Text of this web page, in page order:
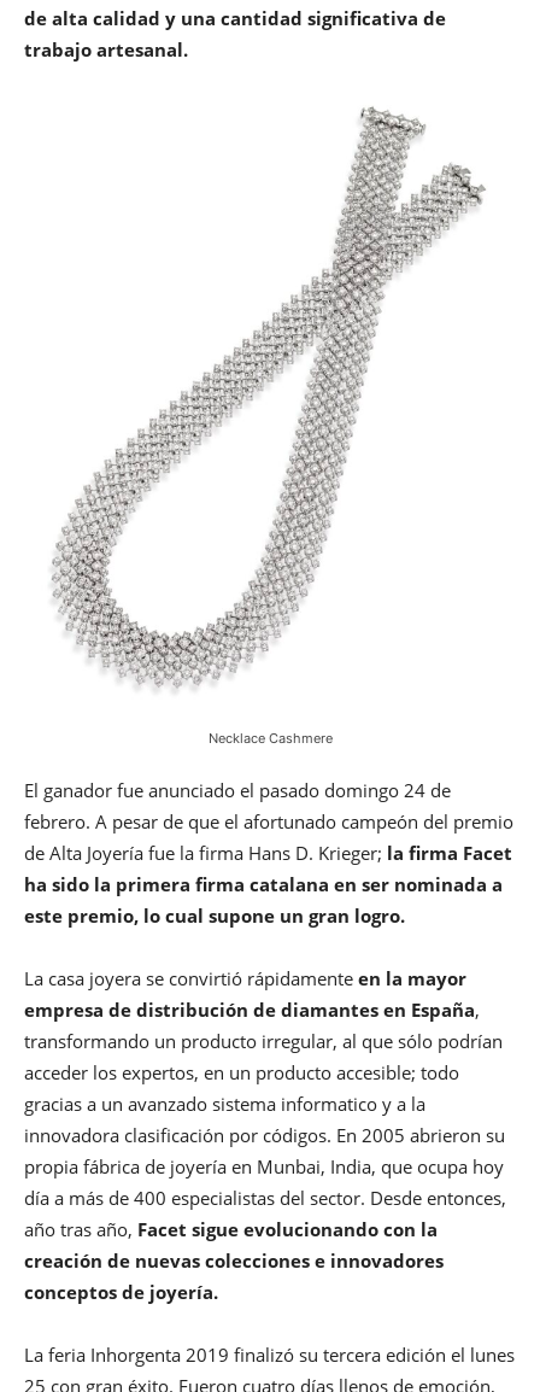
de alta calidad y una cantidad significativa de
trabajo artesanal.
Necklace Cashmere
El ganador fue anunciado el pasado domingo 24 de
febrero. A pesar de que el afortunado campeón del premio
de Alta Joyería fue la firma Hans D. Krieger; la firma Facet
ha sido la primera firma catalana en ser nominada a
este premio, lo cual supone un gran logro.
La casa joyera se convirtió rápidamente en la mayor
empresa de distribución de diamantes en España,
transformando un producto irregular, al que sólo podrían
acceder los expertos, en un producto accesible; todo
gracias a un avanzado sistema informatico y a la
innovadora clasificación por códigos. En 2005 abrieron su
propia fábrica de joyería en Munbai, India, que ocupa hoy
día a más de 400 especialistas del sector. Desde entonces,
año tras año, Facet sigue evolucionando con la
creación de nuevas colecciones e innovadores
conceptos de joyería.
La feria Inhorgenta 2019 finalizó su tercera edición el lunes
25 con gran éxito. Fueron cuatro días llenos de emoción,